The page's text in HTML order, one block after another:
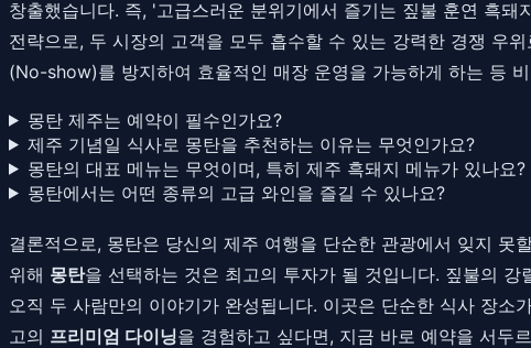
창출했습니다. 즉, '고급스러운 분위기에서 즐기는 짚불 훈연 흑
전략으로, 두 시장의 고객을 모두 흡수할 수 있는 강력한 경쟁 우
(No-show)를 방지하여 효율적인 매장 운영을 가능하게 하는 등
몽탄 제주는 예약이 필수인가요?
제주 기념일 식사로 몽탄을 추천하는 이유는 무엇인가요?
몽탄의 대표 메뉴는 무엇이며, 특히 제주 흑돼지 메뉴가 있나요?
몽탄에서는 어떤 종류의 고급 와인을 즐길 수 있나요?
결론적으로, 몽탄은 당신의 제주 여행을 단순한 관광에서 잊지
위해 몽탄을 선택하는 것은 최고의 투자가 될 것입니다. 짚불의 강
오직 두 사람만의 이야기가 완성됩니다. 이곳은 단순한 식사 장
고의 프리미엄 다이닝을 경험하고 싶다면, 지금 바로 예약을 서두